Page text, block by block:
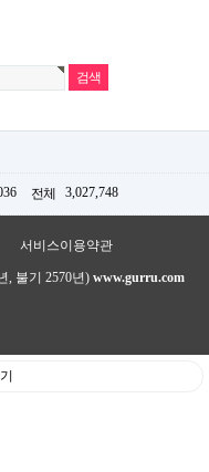
전체 3,027,748
서비스이용약관
, 불기 2570년) www.gurru.com